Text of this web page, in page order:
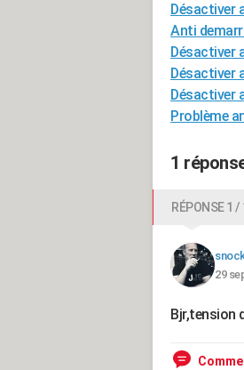
Désactiver
Anti
Désactiver
Désactiver
Désactiver
Problème
1
RÉPONSE 1 /
29
Bjr,tension